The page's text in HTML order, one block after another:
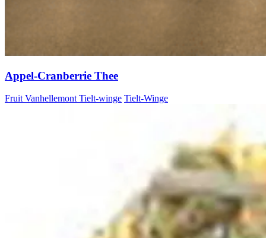
Appel-Cranberrie Thee
Fruit Vanhellemont Tielt-winge Tielt-Winge